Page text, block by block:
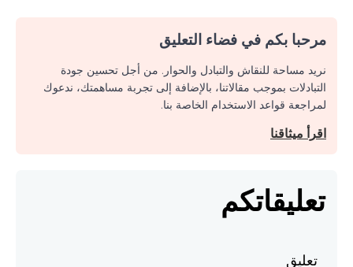
مرحبا بكم في فضاء التعليق
نريد مساحة للنقاش والتبادل والحوار. من أجل تحسين جودة
التبادلات بموجب مقالاتنا، بالإضافة إلى تجربة مساهمتك، ندعوك
لمراجعة قواعد الاستخدام الخاصة بنا.
اقرأ ميثاقنا
تعليقاتكم
تعليق